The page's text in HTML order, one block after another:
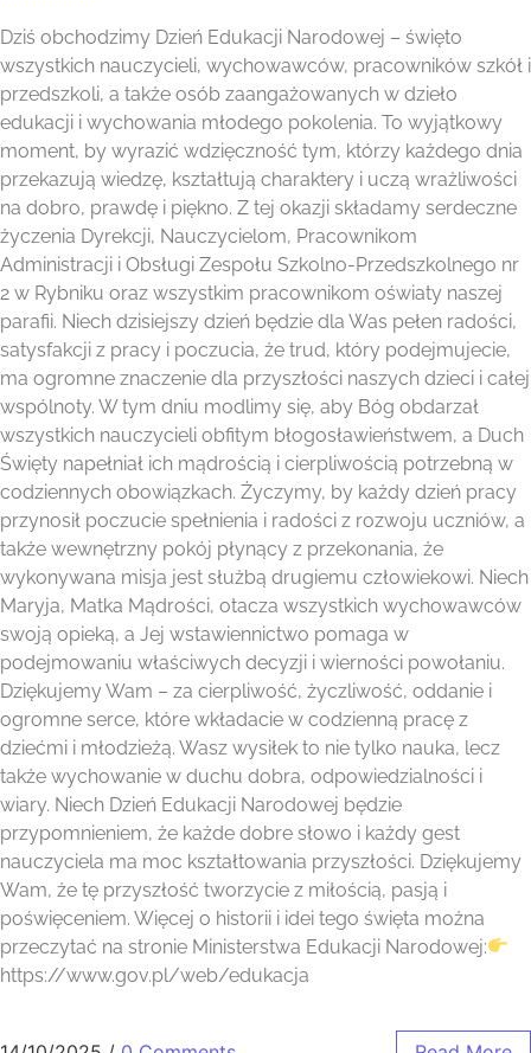
Dziś obchodzimy Dzień Edukacji Narodowej – święto
wszystkich nauczycieli, wychowawców, pracowników szkół i
przedszkoli, a także osób zaangażowanych w dzieło
edukacji i wychowania młodego pokolenia. To wyjątkowy
moment, by wyrazić wdzięczność tym, którzy każdego dnia
przekazują wiedzę, kształtują charaktery i uczą wrażliwości
na dobro, prawdę i piękno. Z tej okazji składamy serdeczne
życzenia Dyrekcji, Nauczycielom, Pracownikom
Administracji i Obsługi Zespołu Szkolno-Przedszkolnego nr
2 w Rybniku oraz wszystkim pracownikom oświaty naszej
parafii. Niech dzisiejszy dzień będzie dla Was pełen radości,
satysfakcji z pracy i poczucia, że trud, który podejmujecie,
ma ogromne znaczenie dla przyszłości naszych dzieci i całej
wspólnoty. W tym dniu modlimy się, aby Bóg obdarzał
wszystkich nauczycieli obfitym błogosławieństwem, a Duch
Święty napełniał ich mądrością i cierpliwością potrzebną w
codziennych obowiązkach. Życzymy, by każdy dzień pracy
przynosił poczucie spełnienia i radości z rozwoju uczniów, a
także wewnętrzny pokój płynący z przekonania, że
wykonywana misja jest służbą drugiemu człowiekowi. Niech
Maryja, Matka Mądrości, otacza wszystkich wychowawców
swoją opieką, a Jej wstawiennictwo pomaga w
podejmowaniu właściwych decyzji i wierności powołaniu.
Dziękujemy Wam – za cierpliwość, życzliwość, oddanie i
ogromne serce, które wkładacie w codzienną pracę z
dziećmi i młodzieżą. Wasz wysiłek to nie tylko nauka, lecz
także wychowanie w duchu dobra, odpowiedzialności i
wiary. Niech Dzień Edukacji Narodowej będzie
przypomnieniem, że każde dobre słowo i każdy gest
nauczyciela ma moc kształtowania przyszłości. Dziękujemy
Wam, że tę przyszłość tworzycie z miłością, pasją i
poświęceniem. Więcej o historii i idei tego święta można
przeczytać na stronie Ministerstwa Edukacji Narodowej:
https://www.gov.pl/web/edukacja